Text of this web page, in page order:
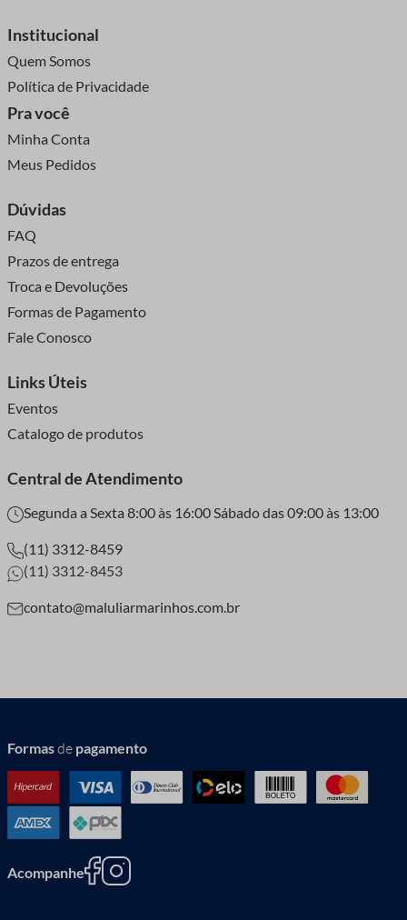
Institucional
Quem Somos
Política de Privacidade
Pra você
Minha Conta
Meus Pedidos
Dúvidas
FAQ
Prazos de entrega
Troca e Devoluções
Formas de Pagamento
Fale Conosco
Links Úteis
Eventos
Catalogo de produtos
Central de Atendimento
Segunda a Sexta 8:00 às 16:00 Sábado das 09:00 às 13:00
(11) 3312-8459
(11) 3312-8453
contato@maluliarmarinhos.com.br
Formasde pagamento
Acompanhe